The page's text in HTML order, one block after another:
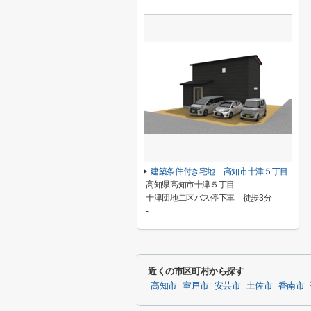
-
建築条件付き宅地 高知市十津５丁目
高知県高知市十津５丁目
十津団地二区バス停下車 徒歩3分
-
近くの市区町村から探す
高知市 室戸市 安芸市 土佐市 香南市